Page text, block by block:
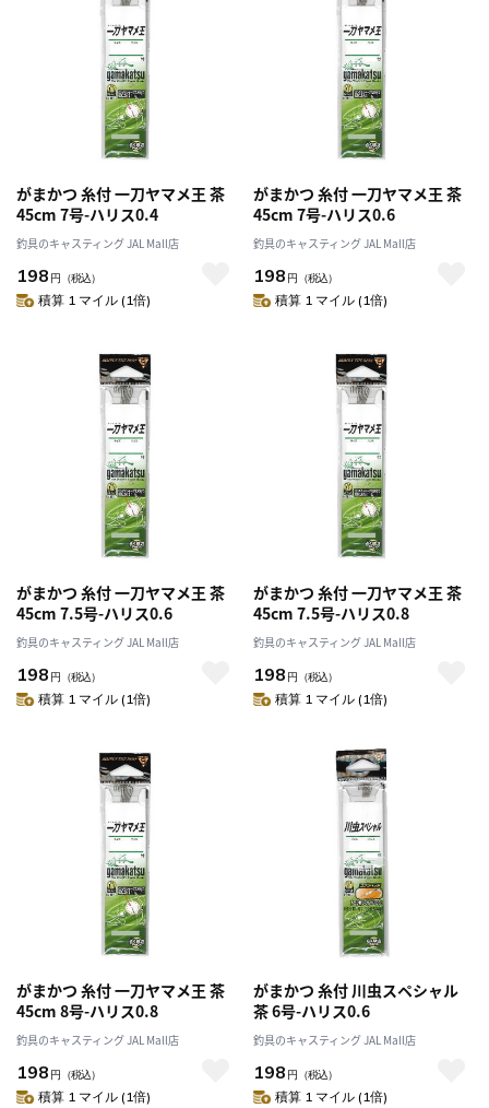
がまかつ 糸付 一刀ヤマメ王 茶
45cm 7号-ハリス0.4
釣具のキャスティング JAL Mall店
198 円 （税込）
積算 1 マイル (1倍)
がまかつ 糸付 一刀ヤマメ王 茶
45cm 7号-ハリス0.6
釣具のキャスティング JAL Mall店
198 円 （税込）
積算 1 マイル (1倍)
がまかつ 糸付 一刀ヤマメ王 茶
45cm 7.5号-ハリス0.6
釣具のキャスティング JAL Mall店
198 円 （税込）
積算 1 マイル (1倍)
がまかつ 糸付 一刀ヤマメ王 茶
45cm 7.5号-ハリス0.8
釣具のキャスティング JAL Mall店
198 円 （税込）
積算 1 マイル (1倍)
がまかつ 糸付 一刀ヤマメ王 茶
45cm 8号-ハリス0.8
釣具のキャスティング JAL Mall店
198 円 （税込）
積算 1 マイル (1倍)
がまかつ 糸付 川虫スペシャル
茶 6号-ハリス0.6
釣具のキャスティング JAL Mall店
198 円 （税込）
積算 1 マイル (1倍)